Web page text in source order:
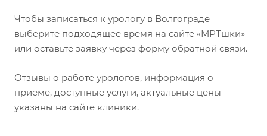
Чтобы записаться к урологу в Волгограде
выберите подходящее время на сайте «МРТшки»
или оставьте заявку через форму обратной связи.
Отзывы о работе урологов, информация о
приеме, доступные услуги, актуальные цены
указаны на сайте клиники.